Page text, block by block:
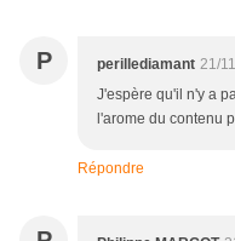
P perillediamant 21/
J'espère qu'il n'y a
l'arome du contenu
Répondre